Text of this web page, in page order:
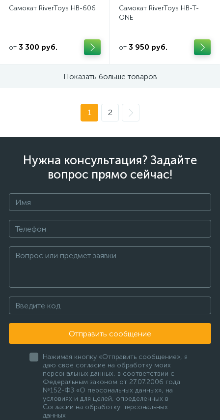
Самокат RiverToys HB-606
от 3 300 руб.
Самокат RiverToys HB-T-
ONE
от 3 950 руб.
Показать больше товаров
1 2
Нужна консультация? Задайте
вопрос прямо сейчас!
Отправить сообщение
Нажимая кнопку «Отправить сообщение», я
даю свое согласие на обработку моих
персональных данных, в соответствии с
Федеральным законом от 27.07.2006 года
№152-ФЗ «О персональных данных», на
условиях и для целей, определенных в
Согласии на обработку персональных
данных